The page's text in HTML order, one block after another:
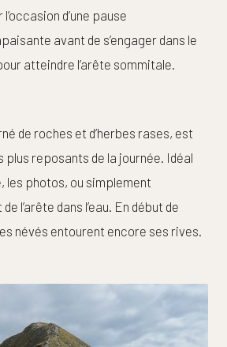
d’une pause
avant de s’engager dans le
atteindre l’arête sommitale.
de roches et d’herbes rases, est
plus reposants de la journée. Idéal
les photos, ou simplement
l’arête dans l’eau. En début de
névés entourent encore ses rives.